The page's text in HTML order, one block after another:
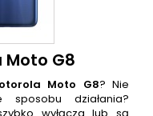
Moto G8
Moto G8? Nie
działania?